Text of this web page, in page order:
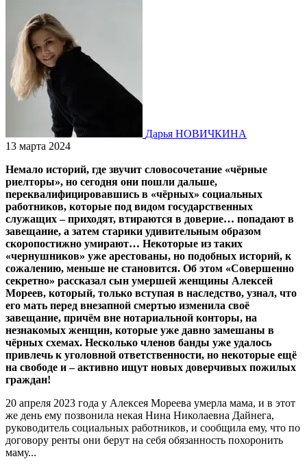
Дарья НОВИЧКИНА
13 марта 2024
Немало историй, где звучит словосочетание «чёрные
риелторы», но сегодня они пошли дальше,
переквалифицировавшись в «чёрных» социальных
работников, которые под видом государственных
служащих – приходят, втираются в доверие… попадают в
завещание, а затем старики удивительным образом
скоропостижно умирают… Некоторые из таких
«чернушников» уже арестованы, но подобных историй, к
сожалению, меньше не становится. Об этом «Совершенно
секретно» рассказал сын умершей женщины Алексей
Мореев, который, только вступая в наследство, узнал, что
его мать перед внезапной смертью изменила своё
завещание, причём вне нотариальной конторы, на
незнакомых женщин, которые уже давно замешаны в
чёрных схемах. Несколько членов банды уже удалось
привлечь к уголовной ответственности, но некоторые ещё
на свободе и – активно ищут новых доверчивых пожилых
граждан!
20 апреля 2023 года у Алексея Мореева умерла мама, и в этот
же день ему позвонила некая Нина Николаевна Дайнега,
руководитель социальных работников, и сообщила ему, что по
договору ренты они берут на себя обязанность похоронить
маму...